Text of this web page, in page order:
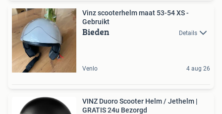
Vinz scooterhelm maat 53-54 XS -
Gebruikt
Bieden Details
Venlo 4 aug 26
VINZ Duoro Scooter Helm / Jethelm |
GRATIS 24u Bezorgd